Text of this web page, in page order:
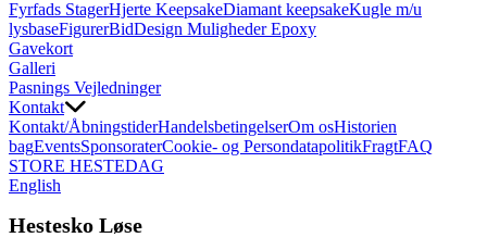
Fyrfads StagerHjerte KeepsakeDiamant keepsakeKugle m/u
lysbaseFigurerBidDesign Muligheder Epoxy
Gavekort
Galleri
Pasnings Vejledninger
Kontakt
Kontakt/ÅbningstiderHandelsbetingelserOm osHistorien
bagEventsSponsoraterCookie- og PersondatapolitikFragtFAQ
STORE HESTEDAG
English
Hestesko Løse